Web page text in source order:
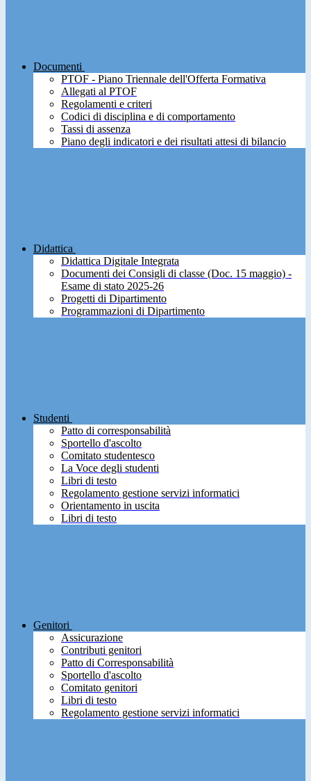
Documenti
PTOF - Piano Triennale dell'Offerta Formativa
Allegati al PTOF
Regolamenti e criteri
Codici di disciplina e di comportamento
Tassi di assenza
Piano degli indicatori e dei risultati attesi di bilancio
Didattica
Didattica Digitale Integrata
Documenti dei Consigli di classe (Doc. 15 maggio) -
Esame di stato 2025-26
Progetti di Dipartimento
Programmazioni di Dipartimento
Studenti
Patto di corresponsabilità
Sportello d'ascolto
Comitato studentesco
La Voce degli studenti
Libri di testo
Regolamento gestione servizi informatici
Orientamento in uscita
Libri di testo
Genitori
Assicurazione
Contributi genitori
Patto di Corresponsabilità
Sportello d'ascolto
Comitato genitori
Libri di testo
Regolamento gestione servizi informatici